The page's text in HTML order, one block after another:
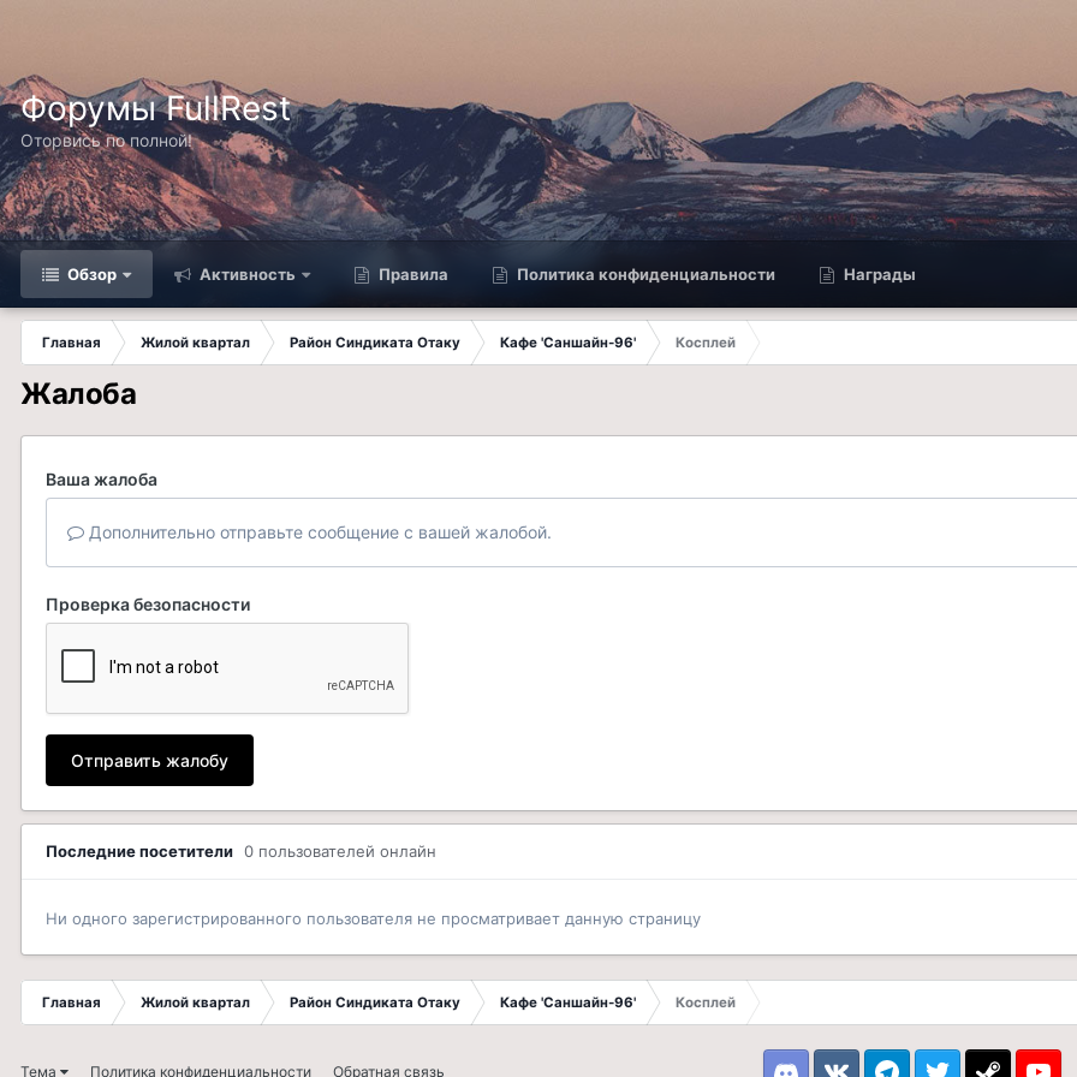
Форумы FullRest
Оторвись по полной!
Обзор Активность Правила Политика конфиденциальности Награды
Главная Жилой квартал Район Синдиката Отаку Кафе 'Саншайн-96'
Косплей
Жалоба
Ваша жалоба
Дополнительно отправьте сообщение с вашей жалобой.
Проверка безопасности
Отправить жалобу
Последние посетители 0 пользователей онлайн
Ни одного зарегистрированного пользователя не просматривает данную страницу
Главная Жилой квартал Район Синдиката Отаку Кафе 'Саншайн-96' Косплей
Тема Политика конфиденциальности Обратная связь